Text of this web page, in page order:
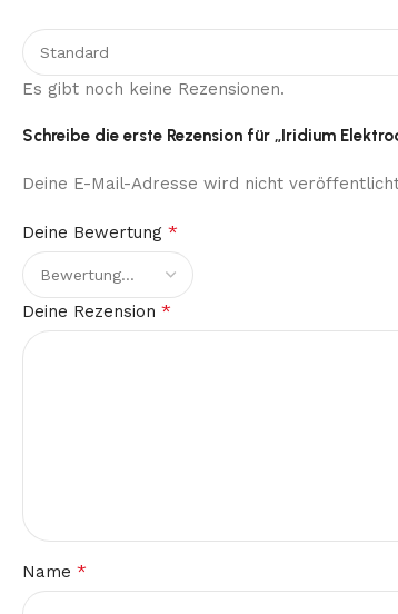
Es gibt noch keine Rezensionen.
Schreibe die erste Rezension für „Iridium
Deine E-Mail-Adresse wird nicht
Deine Bewertung *
Deine Rezension *
Name *